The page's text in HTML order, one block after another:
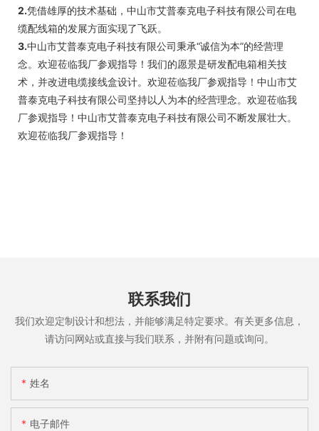
2.凭借雄厚的技术基础，中山市艾普泰克电子科技有限公司在电
缆配线箱的发展方面实现了飞跃。
3.中山市艾普泰克电子科技有限公司秉承“诚信为本”的经营理
念。欢迎莅临我厂参观指导！我们的愿景是研发配电箱相关技
术，并改进电缆接线盒设计。欢迎莅临我厂参观指导！中山市艾
普泰克电子科技有限公司坚持以人为本的经营理念。欢迎莅临我
厂参观指导！中山市艾普泰克电子科技有限公司不断发展壮大。
欢迎莅临我厂参观指导！
联系我们
我们欢迎定制设计和想法，并能够满足特定要求。有关更多信息，
请访问网站或直接与我们联系，并附有问题或询问。
姓名
电子邮件